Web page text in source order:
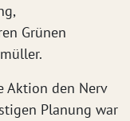
Grünen
Aktion den Nerv
Planung war